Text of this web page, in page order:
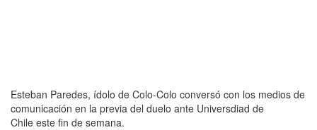
Esteban Paredes, ídolo de Colo-Colo conversó con los medios de
comunicación en la previa del duelo ante Universdiad de
Chile este fin de semana.